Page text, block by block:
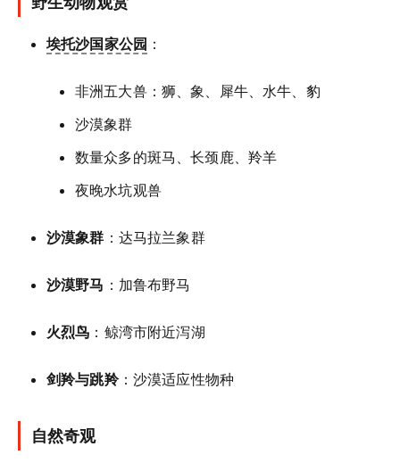
埃托沙国家公园 ：
非洲五大兽：狮、象、犀牛、水牛、豹
沙漠象群
数量众多的斑马、长颈鹿、羚羊
夜晚水坑观兽
沙漠象群 ：达马拉兰象群
沙漠野马 ：加鲁布野马
火烈鸟 ：鲸湾市附近泻湖
剑羚与跳羚：沙漠适应性物种
自然奇观